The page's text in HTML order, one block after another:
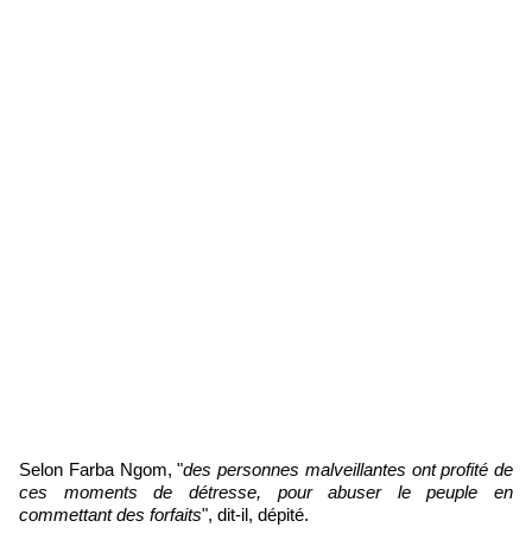
Selon Farba Ngom, "des personnes malveillantes ont profité de
ces moments de détresse, pour abuser le peuple en
commettant des forfaits", dit-il, dépité.